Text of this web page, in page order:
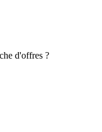
d'offres ?